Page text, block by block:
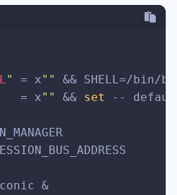
" = x""
&& SHELL=/bin/
= x
"" && set --
&